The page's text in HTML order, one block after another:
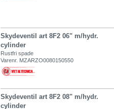
Skydeventil art 8F2 06" m/hydr.
cylinder
Rustfri spade
Varenr. MZARZO0080150550
Skydeventil art 8F2 08" m/hydr.
cylinder